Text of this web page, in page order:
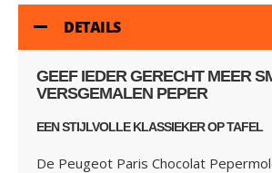
DETAILS
GEEF IEDER GERECHT MEER
VERSGEMALEN PEPER
EEN STIJLVOLLE KLASSIEKER OP TAFEL
De Peugeot Paris Chocolat